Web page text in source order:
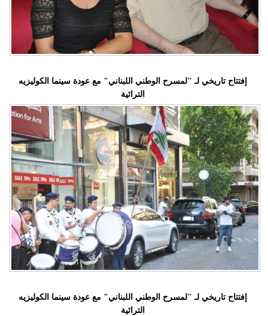
إفتتاح تاريخي لـ "لمسرح الوطني اللبناني" مع عودة سينما الكوليزيه
التراثية
إفتتاح تاريخي لـ "لمسرح الوطني اللبناني" مع عودة سينما الكوليزيه
التراثية